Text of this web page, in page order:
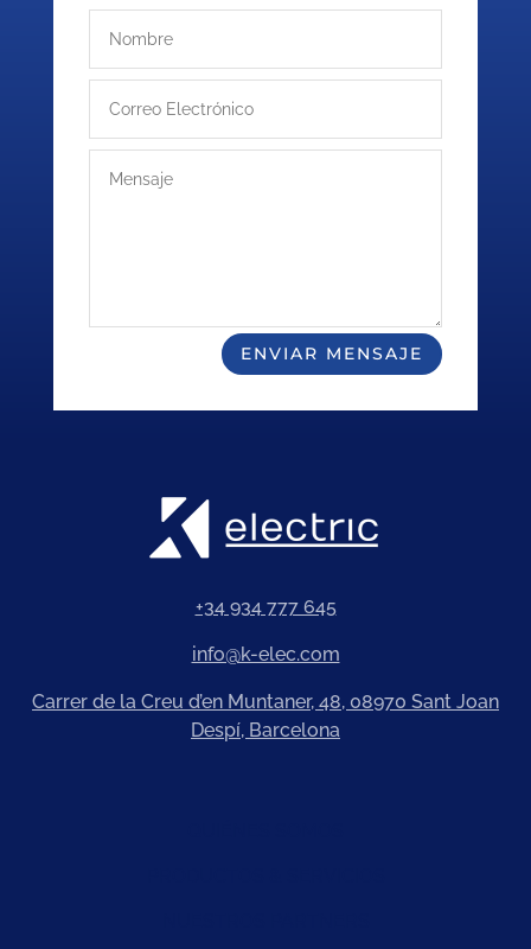
ENVIAR MENSAJE
+34 934 777 645
info@k-elec.com
Carrer de la Creu d’en Muntaner, 48, 08970 Sant Joan
Despí, Barcelona